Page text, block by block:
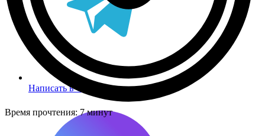
Написать в Телеграм
Время прочтения: 7 минут